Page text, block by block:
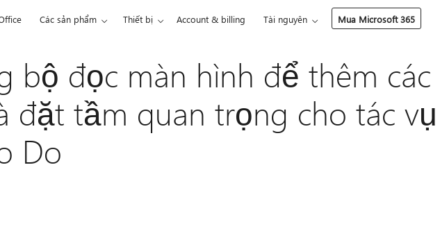
Các sản phẩm Thiết bị Account & billing Tài nguyên Mua Microsoft 365
bộ đọc màn hình để thêm các
đặt tầm quan trọng cho tác vụ
Do